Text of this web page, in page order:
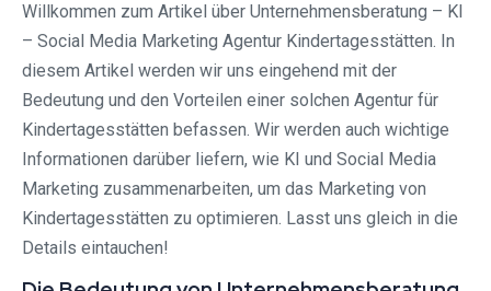
Willkommen zum Artikel über Unternehmensberatung – KI
– Social Media Marketing Agentur Kindertagesstätten. In
diesem Artikel werden wir uns eingehend mit der
Bedeutung und den Vorteilen einer solchen Agentur für
Kindertagesstätten befassen. Wir werden auch wichtige
Informationen darüber liefern, wie KI und Social Media
Marketing zusammenarbeiten, um das Marketing von
Kindertagesstätten zu optimieren. Lasst uns gleich in die
Details eintauchen!